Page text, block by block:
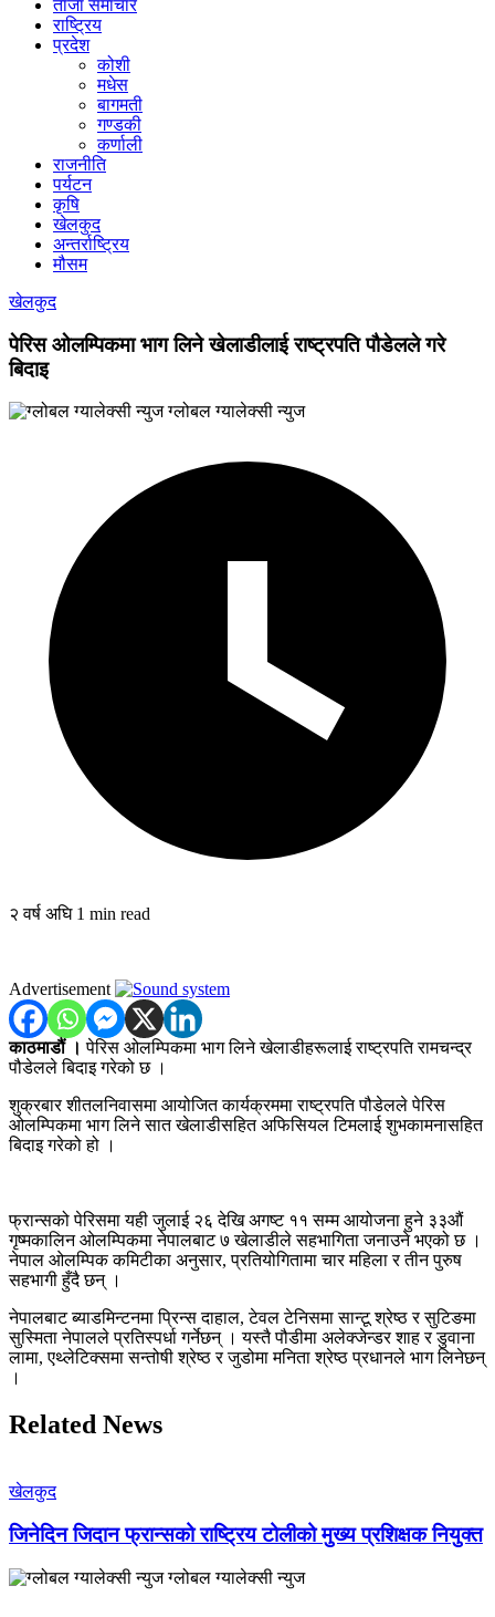
ताजा समाचार
राष्ट्रिय
प्रदेश
कोशी
मधेस
बागमती
गण्डकी
कर्णाली
राजनीति
पर्यटन
कृषि
खेलकुद
अन्तर्राष्ट्रिय
मौसम
खेलकुद
पेरिस ओलम्पिकमा भाग लिने खेलाडीलाई राष्ट्रपति पौडेलले गरे
बिदाइ
ग्लोबल ग्यालेक्सी न्युज
२ वर्ष अघि 1 min read
Advertisement
काठमाडौं । पेरिस ओलम्पिकमा भाग लिने खेलाडीहरूलाई राष्ट्रपति रामचन्द्र
पौडेलले बिदाइ गरेको छ ।
शुक्रबार शीतलनिवासमा आयोजित कार्यक्रममा राष्ट्रपति पौडेलले पेरिस
ओलम्पिकमा भाग लिने सात खेलाडीसहित अफिसियल टिमलाई शुभकामनासहित
बिदाइ गरेको हो ।
फ्रान्सको पेरिसमा यही जुलाई २६ देखि अगष्ट ११ सम्म आयोजना हुने ३३औं
गृष्मकालिन ओलम्पिकमा नेपालबाट ७ खेलाडीले सहभागिता जनाउने भएको छ ।
नेपाल ओलम्पिक कमिटीका अनुसार, प्रतियोगितामा चार महिला र तीन पुरुष
सहभागी हुँदै छन् ।
नेपालबाट ब्याडमिन्टनमा प्रिन्स दाहाल, टेवल टेनिसमा सान्टू श्रेष्ठ र सुटिङमा
सुस्मिता नेपालले प्रतिस्पर्धा गर्नेछन् । यस्तै पौडीमा अलेक्जेन्डर शाह र डुवाना
लामा, एथ्लेटिक्समा सन्तोषी श्रेष्ठ र जुडोमा मनिता श्रेष्ठ प्रधानले भाग लिनेछन्
।
Related News
खेलकुद
जिनेदिन जिदान फ्रान्सको राष्ट्रिय टोलीको मुख्य प्रशिक्षक नियुक्त
ग्लोबल ग्यालेक्सी न्युज